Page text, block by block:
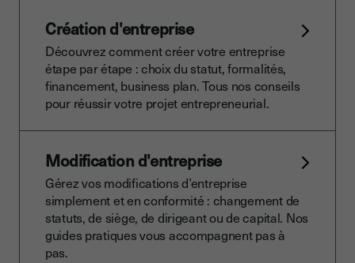
Création d'entreprise
Découvrez comment créer votre entreprise
étape par étape : choix du statut, formalités,
financement, business plan. Tous nos conseils
pour réussir votre projet entrepreneurial.
Modification d'entreprise
Gérez vos modifications d’entreprise
simplement et en conformité : changement de
statuts, de siège, de dirigeant ou de capital. Nos
guides pratiques vous accompagnent pas à
pas.